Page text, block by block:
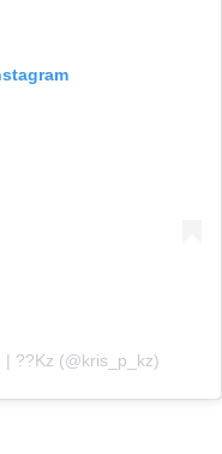
??Kz (@kris_p_kz)